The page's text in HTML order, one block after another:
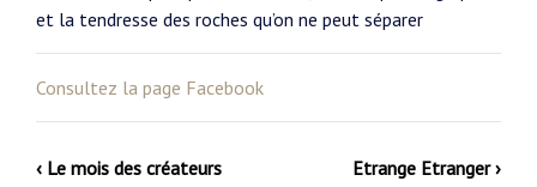
et la tendresse des roches qu’on ne peut séparer
Consultez la page Facebook
‹ Le mois des créateurs
Etrange Etranger ›